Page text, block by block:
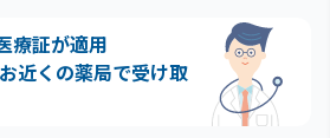
療証が適用
近くの薬局で受け取